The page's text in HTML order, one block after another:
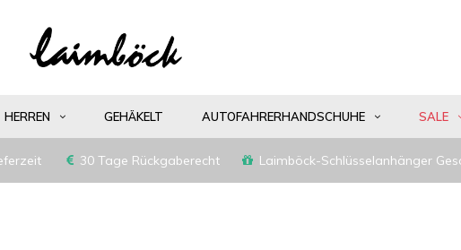
HERREN GEHÄKELT AUTOFAHRERHANDSCHUHE SALE
30 Tage Rückgaberecht Laimböck-Schlüsselanhänger